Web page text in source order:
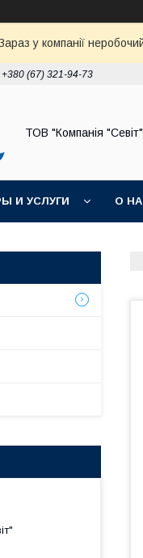
у компанії
+380 (67) 321-94-73
ТОВ "Компанія "Севіт"
И УСЛУГИ О